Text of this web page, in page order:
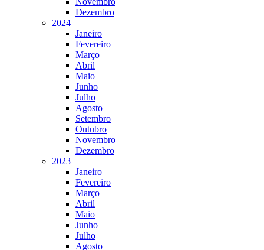
Dezembro
2024
Janeiro
Fevereiro
Março
Abril
Maio
Junho
Julho
Agosto
Setembro
Outubro
Novembro
Dezembro
2023
Janeiro
Fevereiro
Março
Abril
Maio
Junho
Julho
Agosto